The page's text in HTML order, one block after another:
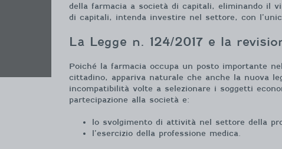
della farmacia a società di capitali, eliminando il
di capitali, intenda investire nel settore, con
La Legge n. 124/2017 e la
Poiché la farmacia occupa un posto importante
cittadino, appariva naturale che anche la nuova
incompatibilità volte a selezionare i soggetti
partecipazione alla società e:
lo svolgimento di attività nel settore della
l’esercizio della professione medica.